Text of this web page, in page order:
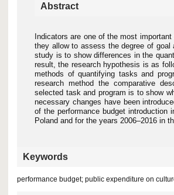
Abstract
Indicators are one of the most
they allow to assess the degree of
study is to show differences in the
result, the research hypothesis is as
methods of quantifying tasks and
research method the comparative
selected task and program is to show
necessary changes have been
of the performance budget
Poland and for the years 2006–2016 in
Keywords
performance budget; public expenditure on